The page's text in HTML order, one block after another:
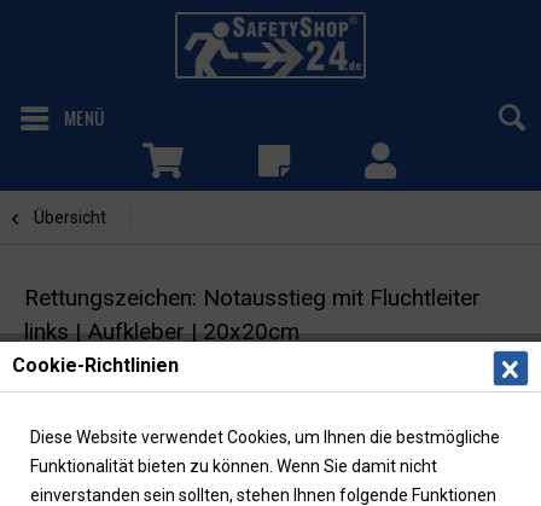
MENÜ
Übersicht
Rettungszeichen: Notausstieg mit Fluchtleiter
links | Aufkleber | 20x20cm
Fluchtwegschild | ASR/ISO | langnachleuchtend
Cookie-Richtlinien
Diese Website verwendet Cookies, um Ihnen die bestmögliche
Funktionalität bieten zu können. Wenn Sie damit nicht
einverstanden sein sollten, stehen Ihnen folgende Funktionen